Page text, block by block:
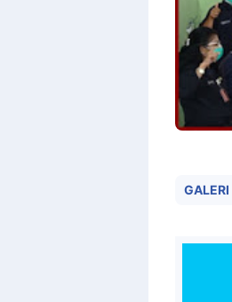
GALERI